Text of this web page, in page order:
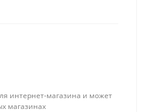
интернет-магазина и может
магазинах